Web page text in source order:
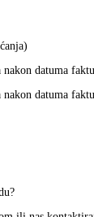
nakon datuma
nakon datuma